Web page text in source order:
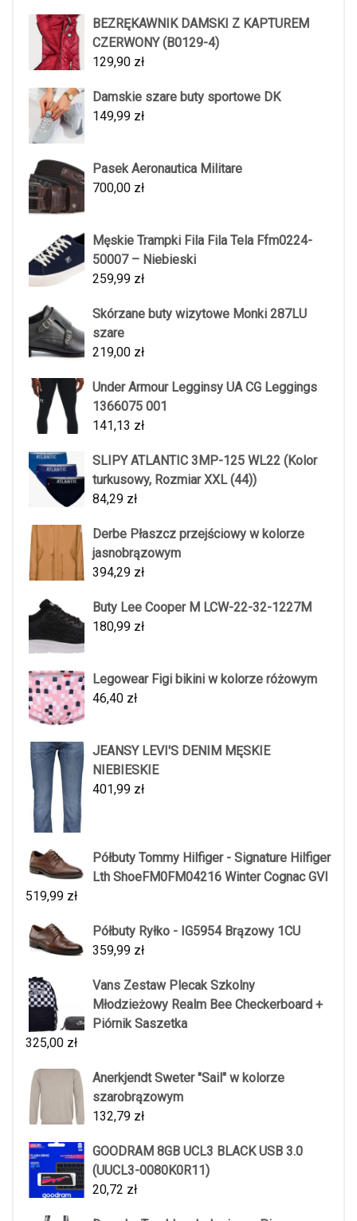
BEZRĘKAWNIK DAMSKI Z KAPTUREM
CZERWONY (B0129-4)
129,90 zł
Damskie szare buty sportowe DK
149,99 zł
Pasek Aeronautica Militare
700,00 zł
Męskie Trampki Fila Fila Tela Ffm0224-
50007 – Niebieski
259,99 zł
Skórzane buty wizytowe Monki 287LU
szare
219,00 zł
Under Armour Legginsy UA CG Leggings
1366075 001
141,13 zł
SLIPY ATLANTIC 3MP-125 WL22 (Kolor
turkusowy, Rozmiar XXL (44))
84,29 zł
Derbe Płaszcz przejściowy w kolorze
jasnobrązowym
394,29 zł
Buty Lee Cooper M LCW-22-32-1227M
180,99 zł
Legowear Figi bikini w kolorze różowym
46,40 zł
JEANSY LEVI'S DENIM MĘSKIE
NIEBIESKIE
401,99 zł
Półbuty Tommy Hilfiger - Signature Hilfiger
Lth ShoeFM0FM04216 Winter Cognac GVI
519,99 zł
Półbuty Ryłko - IG5954 Brązowy 1CU
359,99 zł
Vans Zestaw Plecak Szkolny
Młodzieżowy Realm Bee Checkerboard +
Piórnik Saszetka
325,00 zł
Anerkjendt Sweter "Sail" w kolorze
szarobrązowym
132,79 zł
GOODRAM 8GB UCL3 BLACK USB 3.0
(UUCL3-0080K0R11)
20,72 zł